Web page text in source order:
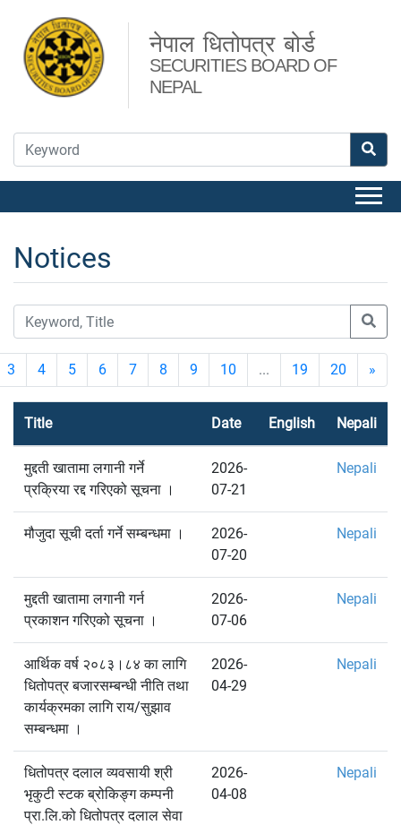
नेपाल धितोपत्र बोर्ड
SECURITIES BOARD OF
NEPAL
Notices
3 4 5 6 7 8 9 10 ... 19 20 »
Title Date English Nepali
मुद्दती खातामा लगानी गर्ने
प्रक्रिया रद्द गरिएको सूचना ।
2026-
07-21
Nepali
मौजुदा सूची दर्ता गर्ने सम्बन्धमा ।
2026-
07-20
Nepali
मुद्दती खातामा लगानी गर्न
प्रकाशन गरिएको सूचना ।
2026-
07-06
Nepali
आर्थिक वर्ष २०८३।८४ का लागि
धितोपत्र बजारसम्बन्धी नीति तथा
कार्यक्रमका लागि राय/सुझाव
सम्बन्धमा ।
2026-
04-29
Nepali
धितोपत्र दलाल व्यवसायी श्री
भृकुटी स्टक ब्रोकिङ्ग कम्पनी
प्रा.लि.को धितोपत्र दलाल सेवा
2026-
04-08
Nepali